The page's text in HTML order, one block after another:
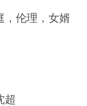
，伦理，女婿
超